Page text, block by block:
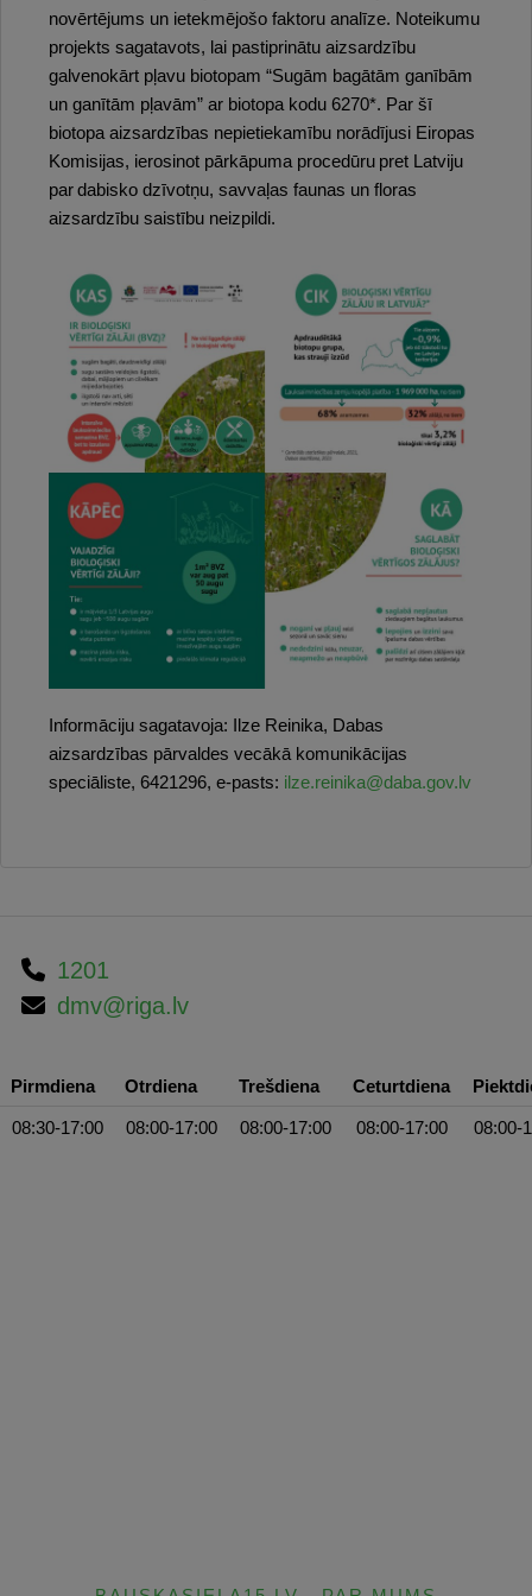
novērtējums un ietekmējošo faktoru analīze. Noteikumu
projekts sagatavots, lai pastiprinātu aizsardzību
galvenokārt pļavu biotopam “Sugām bagātām ganībām
un ganītām pļavām” ar biotopa kodu 6270*. Par šī
biotopa aizsardzības nepietiekamību norādījusi Eiropas
Komisijas, ierosinot pārkāpuma procedūru pret Latviju
par dabisko dzīvotņu, savvaļas faunas un floras
aizsardzību saistību neizpildi.
Informāciju sagatavoja: Ilze Reinika, Dabas
aizsardzības pārvaldes vecākā komunikācijas
speciāliste, 6421296, e-pasts: ilze.reinika@daba.gov.lv
1201
dmv@riga.lv
Pirmdiena Otrdiena Trešdiena Ceturtdiena
08:30-17:00 08:00-17:00 08:00-17:00 08:00-17:00 08:00-